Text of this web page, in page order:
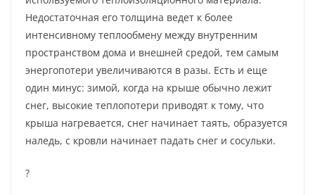
Недостаточная его толщина ведет к более
интенсивному теплообмену между внутренним
пространством дома и внешней средой, тем самым
энергопотери увеличиваются в разы. Есть и еще
один минус: зимой, когда на крыше обычно лежит
снег, высокие теплопотери приводят к тому, что
крыша нагревается, снег начинает таять, образуется
наледь, с кровли начинает падать снег и сосульки.
?